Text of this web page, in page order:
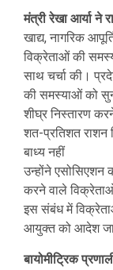
मंत्री रेखा आर्या ने
खाद्य, नागरिक
विक्रेताओं की
साथ चर्चा की।
की समस्याओं को
शीघ्र निस्तारण
शत-प्रतिशत राशन
बाध्य नहीं
उन्होंने एसोसिएशन
करने वाले
इस संबंध में
आयुक्त को आदेश
बायोमीट्रिक